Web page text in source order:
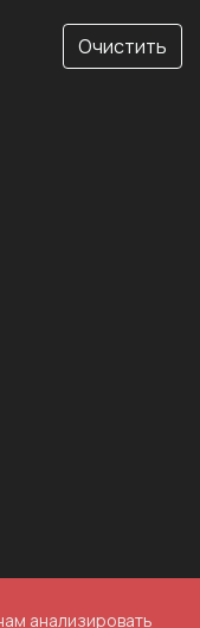
Очистить
анализировать